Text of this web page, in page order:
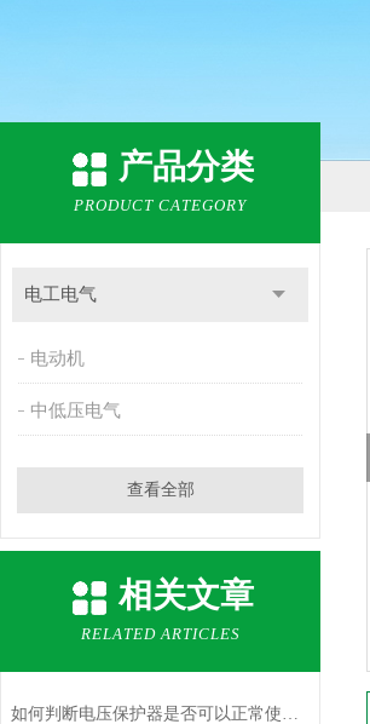
产品分类
PRODUCT CATEGORY
电工电气
电动机
中低压电气
查看全部
相关文章
RELATED ARTICLES
如何判断电压保护器是否可以正常使用？